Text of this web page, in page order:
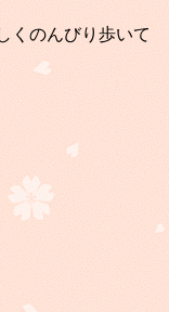
くのんびり歩いて